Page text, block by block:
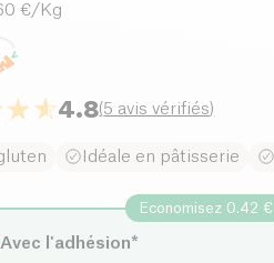
€/Kg
4.8(5 avis vérifiés)
Idéale en pâtisserie
Economisez 0.42 €
Avec l'adhésion*